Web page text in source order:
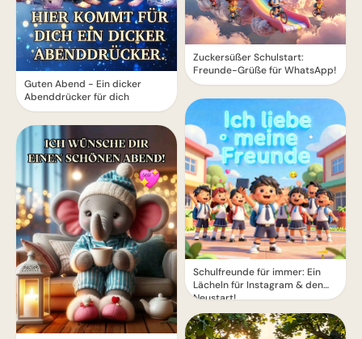
Guten Abend - Ein dicker
Abenddrücker für dich
Zuckersüßer Schulstart:
Freunde-Grüße für WhatsApp!
Schulfreunde für immer: Ein
Lächeln für Instagram & den
Neustart!